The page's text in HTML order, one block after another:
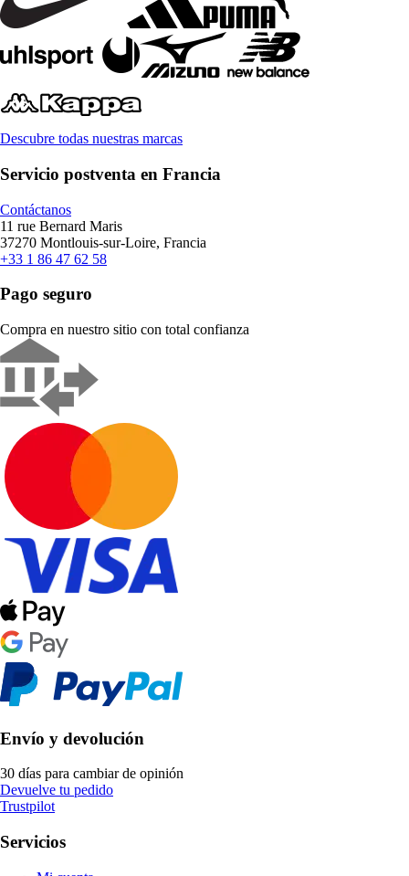
Descubre todas nuestras marcas
Servicio postventa en Francia
Contáctanos
11 rue Bernard Maris
37270 Montlouis-sur-Loire, Francia
+33 1 86 47 62 58
Pago seguro
Compra en nuestro sitio con total confianza
Envío y devolución
30 días para cambiar de opinión
Devuelve tu pedido
Trustpilot
Servicios